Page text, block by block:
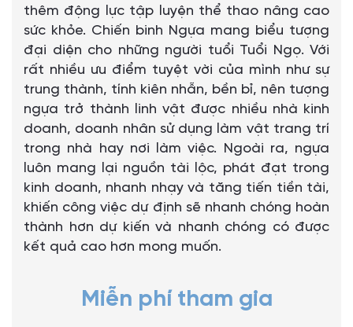
thêm động lực tập luyện thể thao nâng cao
sức khỏe. Chiến binh Ngựa mang biểu tượng
đại diện cho những người tuổi Tuổi Ngọ. Với
rất nhiều ưu điểm tuyệt vời của mình như sự
trung thành, tính kiên nhẫn, bền bỉ, nên tượng
ngựa trở thành linh vật được nhiều nhà kinh
doanh, doanh nhân sử dụng làm vật trang trí
trong nhà hay nơi làm việc. Ngoài ra, ngựa
luôn mang lại nguồn tài lộc, phát đạt trong
kinh doanh, nhanh nhạy và tăng tiến tiền tài,
khiến công việc dự định sẽ nhanh chóng hoàn
thành hơn dự kiến và nhanh chóng có được
kết quả cao hơn mong muốn.
Miễn phí tham gia